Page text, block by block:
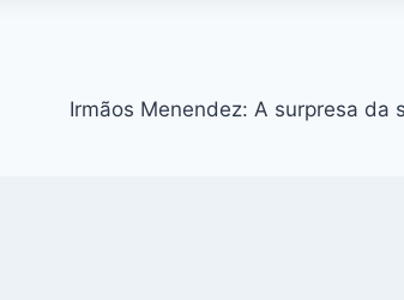
Irmãos Menendez: A surpresa da